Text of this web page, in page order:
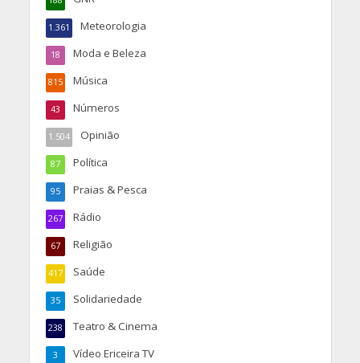
Meteorologia
1.361
Moda e Beleza
18
Música
815
Números
43
Opinião
1.504
Política
87
Praias & Pesca
95
Rádio
267
Religião
67
Saúde
417
Solidariedade
35
Teatro & Cinema
238
Vídeo Ericeira TV
3